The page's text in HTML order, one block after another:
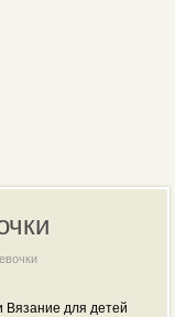
Вязание для детей